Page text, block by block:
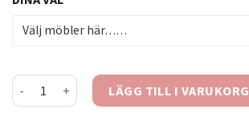
Thor matbord smoked ek mängdLÄGG TILL I VARUKORG